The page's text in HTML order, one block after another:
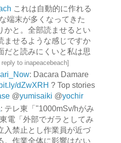
これは自動的に作れる
端末が多くなってきた
かと。全部読ませるとい
ませるような感じですか
と読みにくいと私は思
to inapeacebeach]
: Dacara Damare
dZwXRH ? Top stories
@yumisaiki @yochir
: テレ東「"1000mSv/hがみ
電「外部でガラとしてみ
入禁止とし作業員が近づ
。作業全体に影響はない